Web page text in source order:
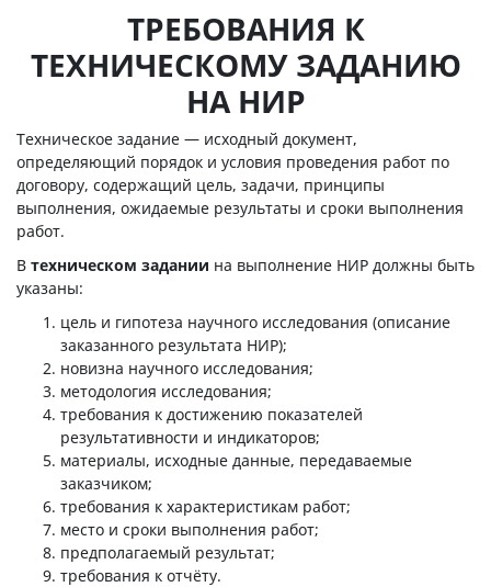
ТРЕБОВАНИЯ К
ТЕХНИЧЕСКОМУ ЗАДАНИЮ
НА НИР
Техническое задание — исходный документ,
определяющий порядок и условия проведения работ по
договору, содержащий цель, задачи, принципы
выполнения, ожидаемые результаты и сроки выполнения
работ.
В техническом задании на выполнение НИР должны быть
указаны:
цель и гипотеза научного исследования (описание
заказанного результата НИР);
новизна научного исследования;
методология исследования;
требования к достижению показателей
результативности и индикаторов;
материалы, исходные данные, передаваемые
заказчиком;
требования к характеристикам работ;
место и сроки выполнения работ;
предполагаемый результат;
требования к отчёту.